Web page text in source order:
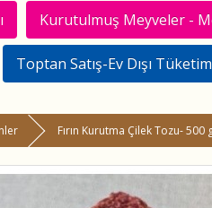
Kurutulmuş Meyveler -
Toptan Satış-Ev Dışı
Fırın Kurutma Çilek Tozu- 500